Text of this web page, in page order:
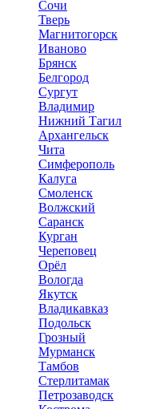
Сочи
Тверь
Магнитогорск
Иваново
Брянск
Белгород
Сургут
Владимир
Нижний Тагил
Архангельск
Чита
Симферополь
Калуга
Смоленск
Волжский
Саранск
Курган
Череповец
Орёл
Вологда
Якутск
Владикавказ
Подольск
Грозный
Мурманск
Тамбов
Стерлитамак
Петрозаводск